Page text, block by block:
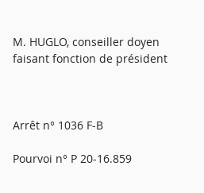
M. HUGLO, conseiller doyen
faisant fonction de président
Arrêt n° 1036 F-B
Pourvoi n° P 20-16.859